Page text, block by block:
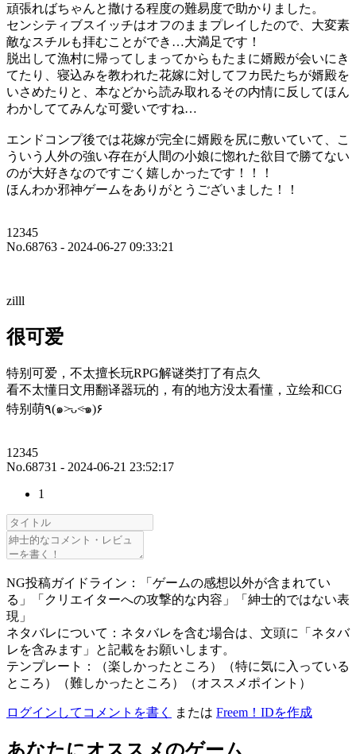
頑張ればちゃんと撒ける程度の難易度で助かりました。
センシティブスイッチはオフのままプレイしたので、大変素
敵なスチルも拝むことができ…大満足です！
脱出して漁村に帰ってしまってからもたまに婿殿が会いにき
てたり、寝込みを教われた花嫁に対してフカ民たちが婿殿を
いさめたりと、本などから読み取れるその内情に反してほん
わかしててみんな可愛いですね…
エンドコンプ後では花嫁が完全に婿殿を尻に敷いていて、こ
ういう人外の強い存在が人間の小娘に惚れた欲目で勝てない
のが大好きなのですごく嬉しかったです！！！
ほんわか邪神ゲームをありがとうございました！！
12345
No.68763 - 2024-06-27 09:33:21
zilll
很可爱
特别可爱，不太擅长玩RPG解谜类打了有点久
看不太懂日文用翻译器玩的，有的地方没太看懂，立绘和CG
特别萌٩(๑˃̵ᴗ˂̵๑)۶
12345
No.68731 - 2024-06-21 23:52:17
1
NG投稿ガイドライン：「ゲームの感想以外が含まれてい
る」「クリエイターへの攻撃的な内容」「紳士的ではない表
現」
ネタバレについて：ネタバレを含む場合は、文頭に「ネタバ
レを含みます」と記載をお願いします。
テンプレート：（楽しかったところ）（特に気に入っている
ところ）（難しかったところ）（オススメポイント）
ログインしてコメントを書く または Freem！IDを作成